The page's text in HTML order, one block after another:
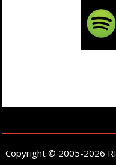
Copyright © 2005-2026